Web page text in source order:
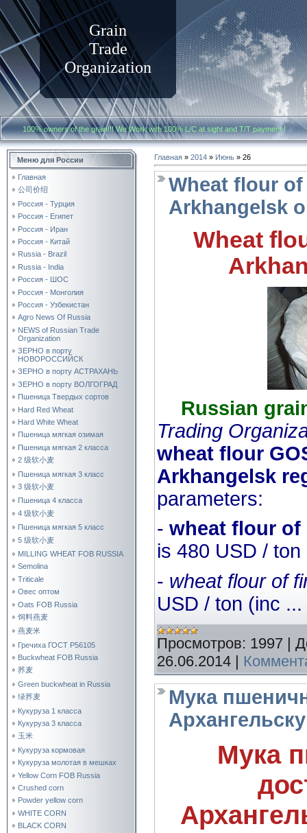
Grain
Trade
Organization
100% owners of the grain!!! We Work with100% L/C at sight and T/T payment
Меню для России
Главная
公司价绍
Россия - Турция
Россия - Египет
Россия - Иран
Россия - Китай
Russia - Brazil
Russia - India
Россия - ШОС
Россия - Монголия
Россия - Узбекистан
Agro News Of Russia
NEWS of Russian Trade
Organization
ЗЕРНО в порту
НОВОРОССИЙСК
ЗЕРНО в порту АСТРАХАНЬ
ЗЕРНО в порту ВОЛГОГРАД
Пшеница Твердых сортов
Hard Red Wheat
Hard White Wheat
Пшеница мягкая озимая
Пшеница мягкая 2 класса
2 级软小麦
Пшеница мягкая 3 класс
3 级软小麦
Пшеница 4 класса
4 级软小麦
Пшеница мягкая 5 класс
5 级软小麦
MILLING WHEAT FOB RUSSIA
Semolina
Triticale
Овес оптом
Oats FOB Russia
饲料燕麦
燕麦米
Гречиха ГОСТ Р56105
Buckwheat FOB Russia
荞麦
Green buckwheat in Russia
绿荞麦
Кукуруза 1 класса
Кукуруза 3 класса
玉米
Кукуруза кормовая
Кукуруза молотая в мешках
Yellow Corn FOB Russia
Crushed corn
Powder yellow corn
WHITE CORN
BLACK CORN
Главная » 2014 » Июнь » 26
Wheat flour
Arkhangelsk
Wheat
Russian
Trading
wheat flour
Arkhangelsk
parameters:
- wheat flour of
is 480 USD /
- wheat flour of
USD / ton (inc ...
Просмотров: 1997 |
26.06.2014 |
Мука
Мука